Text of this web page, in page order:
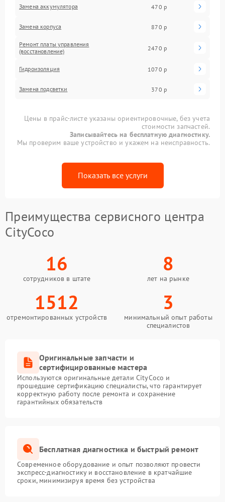
Замена аккумулятора 470 р
Замена корпуса 870 р
Ремонт платы управления
(восстановление)
2470 р
Гидроизоляция 1070 р
Замена подсветки 370 р
Цены в прайс-листе указаны ориентировочные, без учета
стоимости запчастей.
Записывайтесь на бесплатную диагностику.
Мы проверим ваше устройство и укажем на неисправность.
Показать все услуги
Преимущества сервисного центра
CityCoco
16
сотрудников в штате
8
лет на рынке
1512
отремонтированных устройств
3
минимальный опыт работы
специалистов
Оригинальные запчасти и
сертифицированные мастера
Используются оригинальные детали CityCoco и
прошедшие сертификацию специалисты, что гарантирует
корректную работу после ремонта и сохранение
гарантийных обязательств
Бесплатная диагностика и быстрый ремонт
Современное оборудование и опыт позволяют провести
экспресс-диагностику и восстановление в кратчайшие
сроки, минимизируя время без устройства